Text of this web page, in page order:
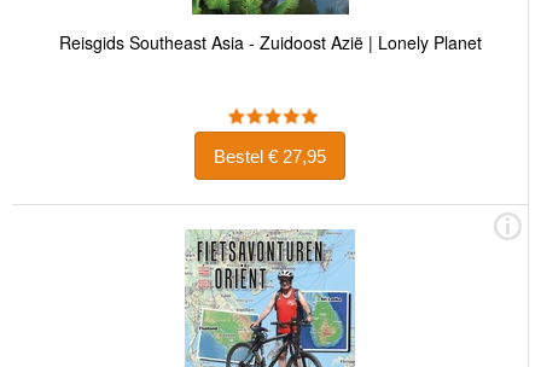
Reisgids Southeast Asia - Zuidoost Azië | Lonely Planet
Bestel € 27,95